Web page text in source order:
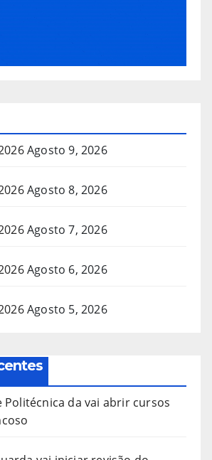
Agosto 9, 2026
Agosto 8, 2026
Agosto 7, 2026
Agosto 6, 2026
Agosto 5, 2026
Politécnica da vai abrir cursos